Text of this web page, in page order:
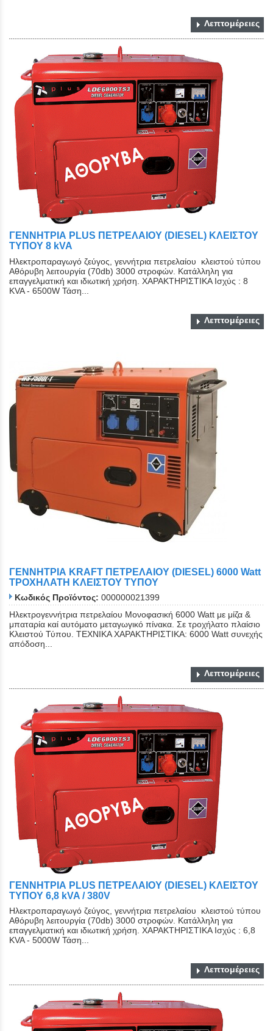
Λεπτομέρειες
ΓΕΝΝΗΤΡΙΑ PLUS ΠΕΤΡΕΛΑΙΟΥ (DIESEL) ΚΛΕΙΣΤΟY
ΤYΠΟY 8 kVA
Ηλεκτροπαραγωγό ζεύγος, γεννήτρια πετρελαίου κλειστού τύπου
Αθόρυβη λειτουργία (70db) 3000 στροφών. Κατάλληλη για
επαγγελματική και ιδιωτική χρήση. ΧΑΡΑΚΤΗΡΙΣΤΙΚΑ Ισχύς : 8
KVA - 6500W Τάση...
Λεπτομέρειες
ΓΕΝΝΗΤΡΙΑ KRAFT ΠΕΤΡΕΛΑΙΟΥ (DIESEL) 6000 Watt
ΤΡΟΧΗΛΑΤΗ ΚΛΕΙΣΤΟΥ ΤΥΠΟΥ
Κωδικός Προϊόντος: 000000021399
Ηλεκτρογεννήτρια πετρελαίου Μονοφασική 6000 Watt με μίζα &
μπαταρία καί αυτόματο μεταγωγικό πίνακα. Σε τροχήλατο πλαίσιο
Κλειστού Τύπου. ΤΕΧΝΙΚΑ ΧΑΡΑΚΤΗΡΙΣΤΙΚΑ: 6000 Watt συνεχής
απόδοση...
Λεπτομέρειες
ΓΕΝΝΗΤΡΙΑ PLUS ΠΕΤΡΕΛΑΙΟΥ (DIESEL) ΚΛΕΙΣΤΟY
ΤYΠΟY 6,8 kVA / 380V
Ηλεκτροπαραγωγό ζεύγος, γεννήτρια πετρελαίου κλειστού τύπου
Αθόρυβη λειτουργία (70db) 3000 στροφών. Κατάλληλη για
επαγγελματική και ιδιωτική χρήση. ΧΑΡΑΚΤΗΡΙΣΤΙΚΑ Ισχύς : 6,8
KVA - 5000W Τάση...
Λεπτομέρειες